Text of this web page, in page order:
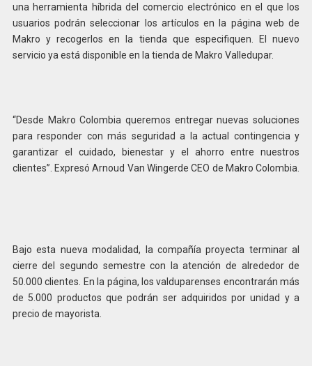
una herramienta híbrida del comercio electrónico en el que los
usuarios podrán seleccionar los artículos en la página web de
Makro y recogerlos en la tienda que especifiquen. El nuevo
servicio ya está disponible en la tienda de Makro Valledupar.
“Desde Makro Colombia queremos entregar nuevas soluciones
para responder con más seguridad a la actual contingencia y
garantizar el cuidado, bienestar y el ahorro entre nuestros
clientes”. Expresó Arnoud Van Wingerde CEO de Makro Colombia.
Bajo esta nueva modalidad, la compañía proyecta terminar al
cierre del segundo semestre con la atención de alrededor de
50.000 clientes. En la página, los valduparenses encontrarán más
de 5.000 productos que podrán ser adquiridos por unidad y a
precio de mayorista.